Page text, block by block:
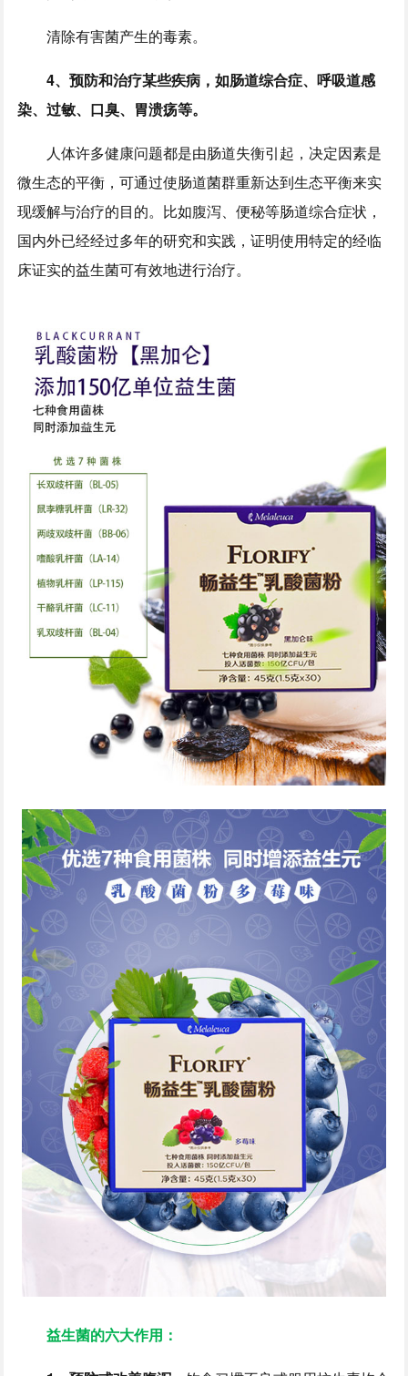
清除有害菌产生的毒素。
4、预防和治疗某些疾病，如肠道综合症、呼吸道感
染、过敏、口臭、胃溃疡等。
人体许多健康问题都是由肠道失衡引起，决定因素是
微生态的平衡，可通过使肠道菌群重新达到生态平衡来实
现缓解与治疗的目的。比如腹泻、便秘等肠道综合症状，
国内外已经经过多年的研究和实践，证明使用特定的经临
床证实的益生菌可有效地进行治疗。
益生菌的六大作用：